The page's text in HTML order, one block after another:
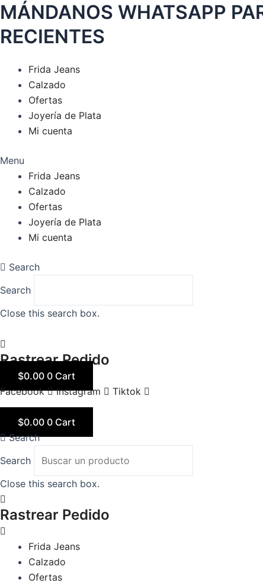
Ir
al
contenido
MÁNDANOS WHATSAPP
RECIENTES
Frida Jeans
Calzado
Ofertas
Joyería de Plata
Mi cuenta
Menu
Frida Jeans
Calzado
Ofertas
Joyería de Plata
Mi cuenta
Search
Search
Close this search box.
Rastrear Pedido
$0.00 0 Cart
Facebook
Instagram Tiktok
$0.00 0 Cart
Search
Search
Close this search box.
Rastrear Pedido
Frida Jeans
Calzado
Ofertas